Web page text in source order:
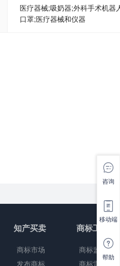
医疗器械;吸奶器;外科手术机器
口罩;医疗器械和仪器
知产买卖
商标市场
发布商标
商标工具
商标监控
商标雷达
咨询
移动端
帮助